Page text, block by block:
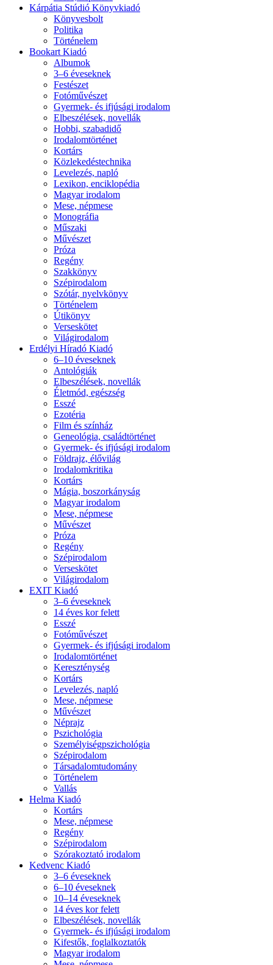
Kárpátia Stúdió Könyvkiadó
Könyvesbolt
Politika
Történelem
Bookart Kiadó
Albumok
3–6 éveseknek
Festészet
Fotóművészet
Gyermek- és ifjúsági irodalom
Elbeszélések, novellák
Hobbi, szabadidő
Irodalomtörténet
Kortárs
Közlekedéstechnika
Levelezés, napló
Lexikon, enciklopédia
Magyar irodalom
Mese, népmese
Monográfia
Műszaki
Művészet
Próza
Regény
Szakkönyv
Szépirodalom
Szótár, nyelvkönyv
Történelem
Útikönyv
Verseskötet
Világirodalom
Erdélyi Híradó Kiadó
6–10 éveseknek
Antológiák
Elbeszélések, novellák
Életmód, egészség
Esszé
Ezotéria
Film és színház
Geneológia, családtörténet
Gyermek- és ifjúsági irodalom
Földrajz, élővilág
Irodalomkritika
Kortárs
Mágia, boszorkányság
Magyar irodalom
Mese, népmese
Művészet
Próza
Regény
Szépirodalom
Verseskötet
Világirodalom
EXIT Kiadó
3–6 éveseknek
14 éves kor felett
Esszé
Fotóművészet
Gyermek- és ifjúsági irodalom
Irodalomtörténet
Kereszténység
Kortárs
Levelezés, napló
Mese, népmese
Művészet
Néprajz
Pszichológia
Személyiségpszichológia
Szépirodalom
Társadalomtudomány
Történelem
Vallás
Helma Kiadó
Kortárs
Mese, népmese
Regény
Szépirodalom
Szórakoztató irodalom
Kedvenc Kiadó
3–6 éveseknek
6–10 éveseknek
10–14 éveseknek
14 éves kor felett
Elbeszélések, novellák
Gyermek- és ifjúsági irodalom
Kifestők, foglalkoztatók
Magyar irodalom